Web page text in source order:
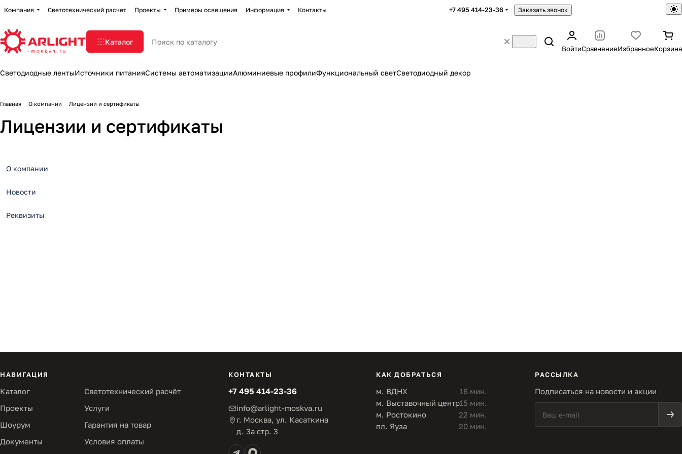
Компания Светотехнический расчет Проекты Примеры освещения Информация Контакты +7 495 414-23-36 Заказать звонок
Каталог
ВойтиСравнениеИзбранноеКорзина
Светодиодные лентыИсточники питанияСистемы автоматизацииАлюминиевые профилиФункциональный светСветодиодный декор
Главная О компании Лицензии и сертификаты
Лицензии и сертификаты
О компании
Новости
Реквизиты
НАВИГАЦИЯ
Каталог
Светотехнический расчёт
Проекты
Услуги
Шоурум
Гарантия на товар
Документы
Условия оплаты
КОНТАКТЫ
+7 495 414-23-36
info@arlight-moskva.ru
г. Москва, ул. Касаткина
д. 3а стр. 3
КАК ДОБРАТЬСЯ
м. ВДНХ
16 мин.
м. Выставочный центр15 мин.
м. Ростокино
22 мин.
пл. Яуза
20 мин.
РАССЫЛКА
Подписаться на новости и акции